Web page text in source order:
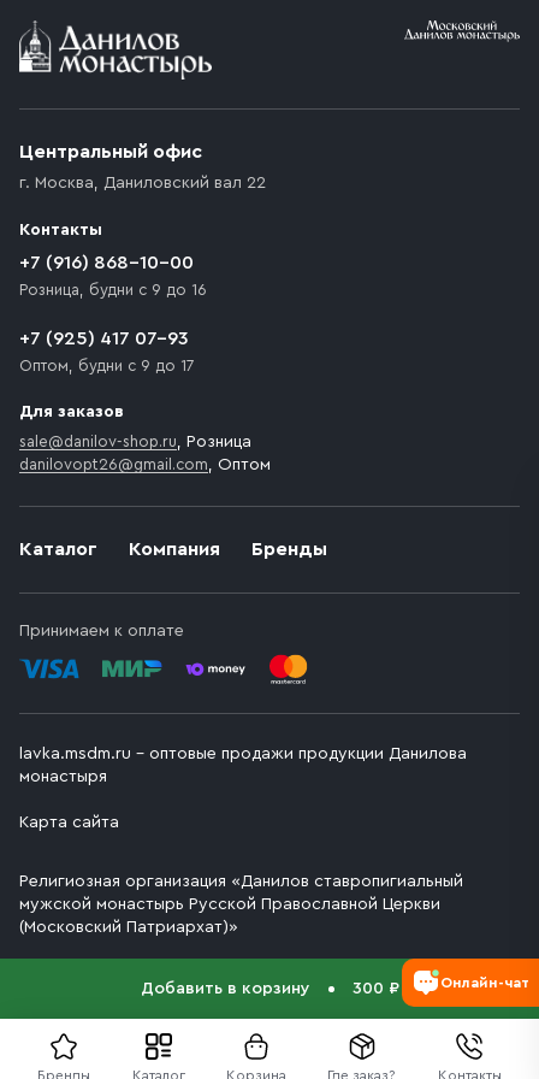
Бренды Каталог Корзина Где заказ? Контакты
Добавить в корзину 300 ₽
Условия доставки
возникают препятствия для подъезда автомобиля,
которое максимально близко к месту запланированной
движения. Если на территории места назначения
доставки предусмотрен платный въезд, то Покупателю
необходимо компенсировать стоимость въезда
Каталог Компания Бренды
Принимаем к оплате
Центральный офис
г. Москва, Даниловский вал 22
Контакты
+7 (916) 868-10-00
Розница, будни с 9 до 16
+7 (925) 417 07-93
Оптом, будни с 9 до 17
Для заказов
sale@danilov-shop.ru, Розница
danilovopt26@gmail.com, Оптом
lavka.msdm.ru – оптовые продажи продукции Данилова
монастыря
Карта сайта
Религиозная организация «Данилов ставропигиальный
мужской монастырь Русской Православной Церкви
(Московский Патриархат)»
Онлайн-чат